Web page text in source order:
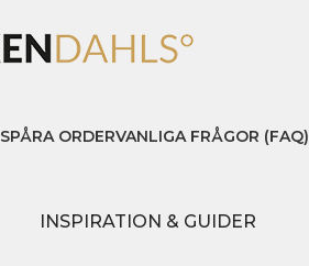
SPÅRA ORDERVANLIGA FRÅGOR (FAQ)
INSPIRATION & GUIDER